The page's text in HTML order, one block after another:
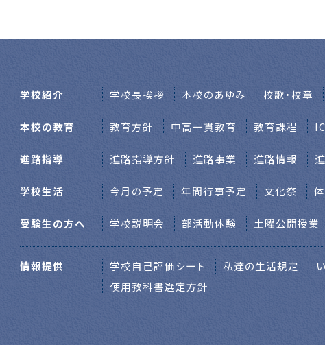
学校紹介 学校⻑挨拶 本校のあゆみ 校歌・校章
本校の教育 教育方針 中高一貫教育 教育課程
進路指導 進路指導方針 進路事業 進路情報
学校生活 今月の予定 年間行事予定 文化祭
受験生の方へ 学校説明会 部活動体験 土曜公開授業
情報提供 学校自己評価シート 私達の生活規定
使用教科書選定方針